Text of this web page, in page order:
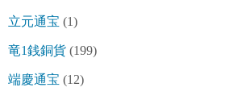
立元通宝 (1)
竜1銭銅貨 (199)
端慶通宝 (12)